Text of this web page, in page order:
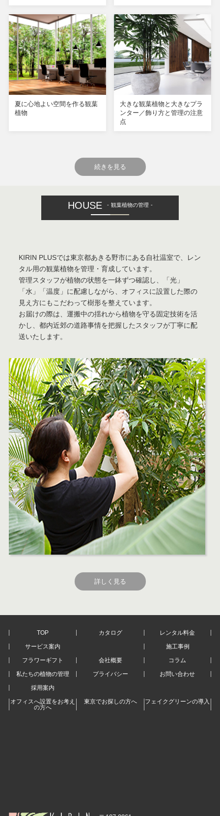
夏に心地よい空間を作る観葉
植物
大きな観葉植物と大きなプラ
ンター／飾り方と管理の注意
点
続きを見る
HOUSE 観葉植物の管理
KIRIN PLUSでは東京都あきる野市にある自社温室で、レン
タル用の観葉植物を管理・育成しています。
管理スタッフが植物の状態を一鉢ずつ確認し、「光」
「水」「温度」に配慮しながら、オフィスに設置した際の
見え方にもこだわって樹形を整えています。
お届けの際は、運搬中の揺れから植物を守る固定技術を活
かし、都内近郊の道路事情を把握したスタッフが丁寧に配
送いたします。
詳しく見る
TOP カタログ
レンタル料金
サービス案内
施工事例
フラワーギフト
会社概要
コラム
私たちの植物の管理
プライバシー
お問い合わせ
採用案内
オフィスへ設置をお考え
の方へ
東京でお探しの方へ フェイクグリーンの導入